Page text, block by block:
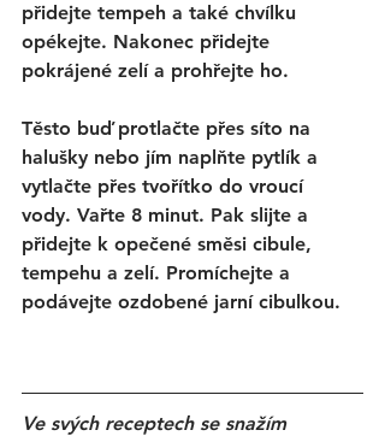
přidejte tempeh a také chvílku
opékejte. Nakonec přidejte
pokrájené zelí a prohřejte ho.
Těsto buď protlačte přes síto na
halušky nebo jím naplňte pytlík a
vytlačte přes tvořítko do vroucí
vody. Vařte 8 minut. Pak slijte a
přidejte k opečené směsi cibule,
tempehu a zelí. Promíchejte a
podávejte ozdobené jarní cibulkou.
Ve svých receptech se snažím